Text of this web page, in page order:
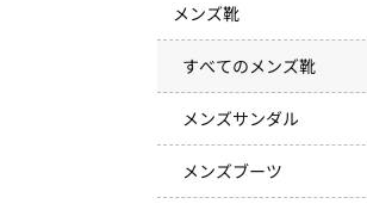
メンズ靴
すべてのメンズ靴
メンズサンダル
メンズブーツ